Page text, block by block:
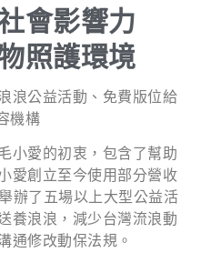
會影響力
照護環境
浪公益活動、免費版位給
機構
小愛的初衷，包含了幫助
愛創立至今使用部分營收
辦了五場以上大型公益活
養浪浪，減少台灣流浪動
通修改動保法規。